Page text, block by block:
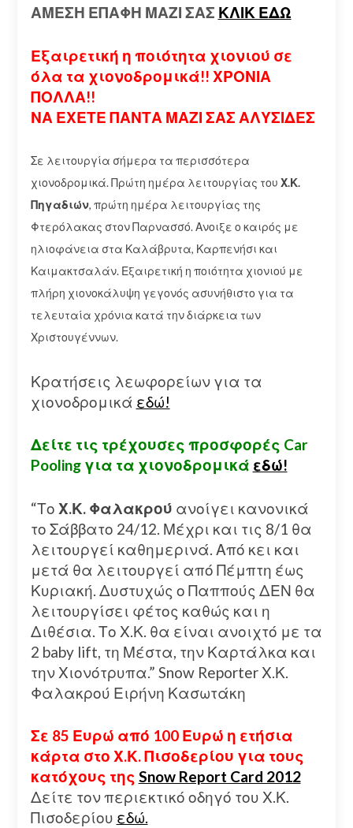
ΑΜΕΣΗ ΕΠΑΦΗ ΜΑΖΙ ΣΑΣ ΚΛΙΚ ΕΔΩ
Εξαιρετική η ποιότητα χιονιού σε
όλα τα χιονοδρομικά!! ΧΡΟΝΙΑ
ΠΟΛΛΑ!!
ΝΑ ΕΧΕΤΕ ΠΑΝΤΑ ΜΑΖΙ ΣΑΣ ΑΛΥΣΙΔΕΣ
Σε λειτουργία σήμερα τα περισσότερα
χιονοδρομικά. Πρώτη ημέρα λειτουργίας του Χ.Κ.
Πηγαδιών, πρώτη ημέρα λειτουργίας της
Φτερόλακας στον Παρνασσό. Ανοιξε ο καιρός με
ηλιοφάνεια στα Καλάβρυτα, Καρπενήσι και
Καιμακτσαλάν. Εξαιρετική η ποιότητα χιονιού με
πλήρη χιονοκάλυψη γεγονός ασυνήθιστο για τα
τελευταία χρόνια κατά την διάρκεια των
Χριστουγέννων.
Κρατήσεις λεωφορείων για τα
χιονοδρομικά εδώ!
Δείτε τις τρέχουσες προσφορές Car
Pooling για τα χιονοδρομικά εδώ!
“Το Χ.Κ. Φαλακρού ανοίγει κανονικά
το Σάββατο 24/12. Μέχρι και τις 8/1 θα
λειτουργεί καθημερινά. Από κει και
μετά θα λειτουργεί από Πέμπτη έως
Κυριακή. Δυστυχώς ο Παππούς ΔΕΝ θα
λειτουργίσει φέτος καθώς και η
Διθέσια. Το Χ.Κ. θα είναι ανοιχτό με τα
2 baby lift, τη Μέστα, την Καρτάλκα και
την Χιονότρυπα.” Snow Reporter Χ.Κ.
Φαλακρού Ειρήνη Κασωτάκη
Σε 85 Ευρώ από 100 Ευρώ η ετήσια
κάρτα στο Χ.Κ. Πισοδερίου για τους
κατόχους της Snow Report Card 2012
Δείτε τον περιεκτικό οδηγό του Χ.Κ.
Πισοδερίου εδώ.